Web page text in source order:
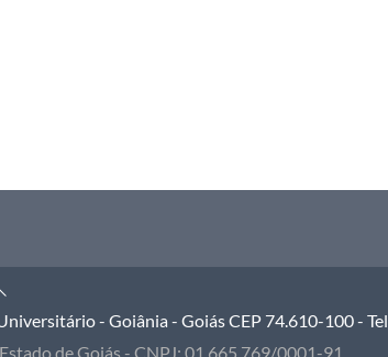
- Goiânia - Goiás CEP 74.610-100 -
de Goiás - CNPJ: 01.665.769/0001-91